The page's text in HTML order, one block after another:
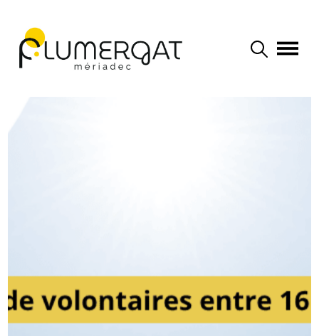
Navigation principale